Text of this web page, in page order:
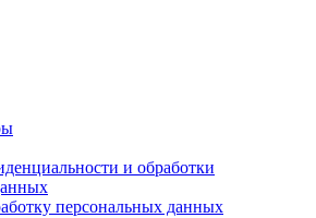
и обработки
персональных данных